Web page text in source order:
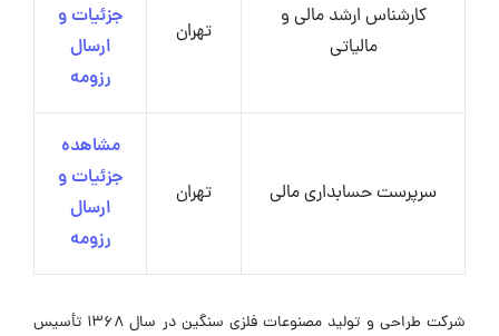
کارشناس ارشد مالی و
مالیاتی
تهران
جزئیات و
ارسال
رزومه
سرپرست حسابداری مالی تهران
مشاهده
جزئیات و
ارسال
رزومه
شرکت طراحی و تولید مصنوعات فلزی سنگین در سال ۱۳۶۸ تأسیس